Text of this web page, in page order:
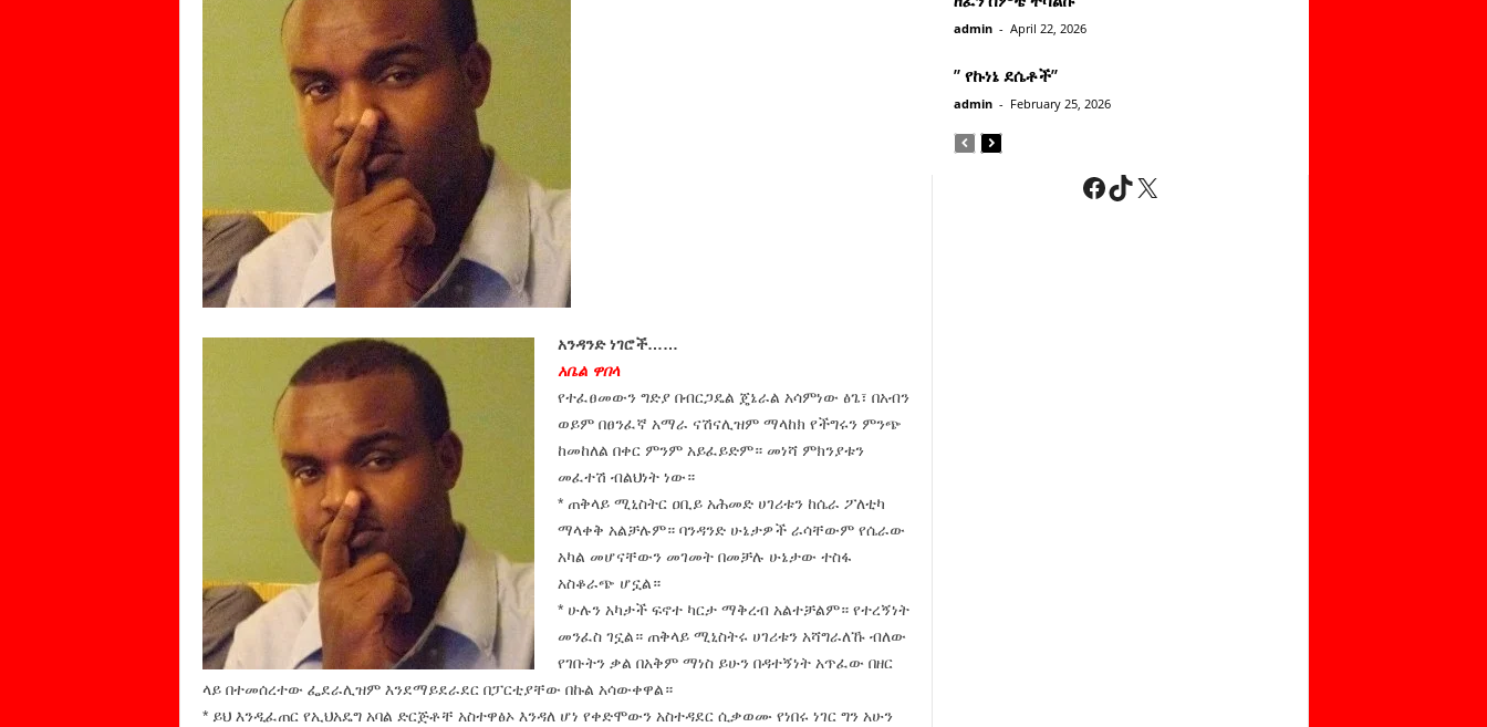
አንዳንድ ነገሮች……
አቤል ዋበላ
የተፈፀመውን ግድያ በብርጋዴል ጄኔራል አሳምነው ፅጌ፣ በአብን
ወይም በፀንፈኛ አማራ ናሽናሊዝም ማላከክ የችግሩን ምንጭ
ከመከለል በቀር ምንም አይፈይድም። መነሻ ምክንያቱን
መፈተሽ ብልህነት ነው።
* ጠቅላይ ሚኒስትር ዐቢይ አሕመድ ሀገሪቱን ከሴራ ፖለቲካ
ማላቀቅ አልቻሉም። ባንዳንድ ሁኔታዎች ራሳቸውም የሴራው
አካል መሆናቸውን መገመት በመቻሉ ሁኔታው ተስፋ
አስቆራጭ ሆኗል።
* ሁሉን አካታች ፍኖተ ካርታ ማቅረብ አልተቻልም። የተረኝነት
መንፈስ ገኗል። ጠቅላይ ሚኒስትሩ ሀገሪቱን አሻግራለኹ ብለው
የገቡትን ቃል በአቅም ማነስ ይሁን በዳተኝነት አጥፈው በዘር
ላይ በተመሰረተው ፌደራሊዝም እንደማይደራደር በፓርቲያቸው በኩል አሳውቀዋል።
* ይህ እንዲፈጠር የኢህአዴግ አባል ድርጅቶቸ አስተዋፅኦ እንዳለ ሆነ የቀድሞውን አስተዳደር ሲቃወሙ የነበሩ ነገር ግን አሁን
admin - April 22, 2026
” የኩነኔ ደሴቶች’’
admin - February 25, 2026
Facebook
TikTok
X